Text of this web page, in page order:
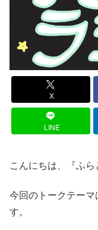
X
LINE
こんにちは、『ふら
今回のトークテーマ
す。